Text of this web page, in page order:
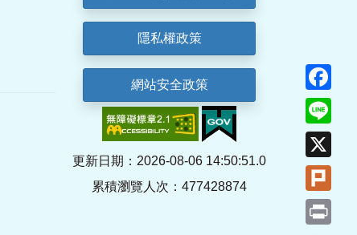
隱私權政策
網站安全政策
更新日期：2026-08-06 14:50:51.0
累積瀏覽人次：477428874